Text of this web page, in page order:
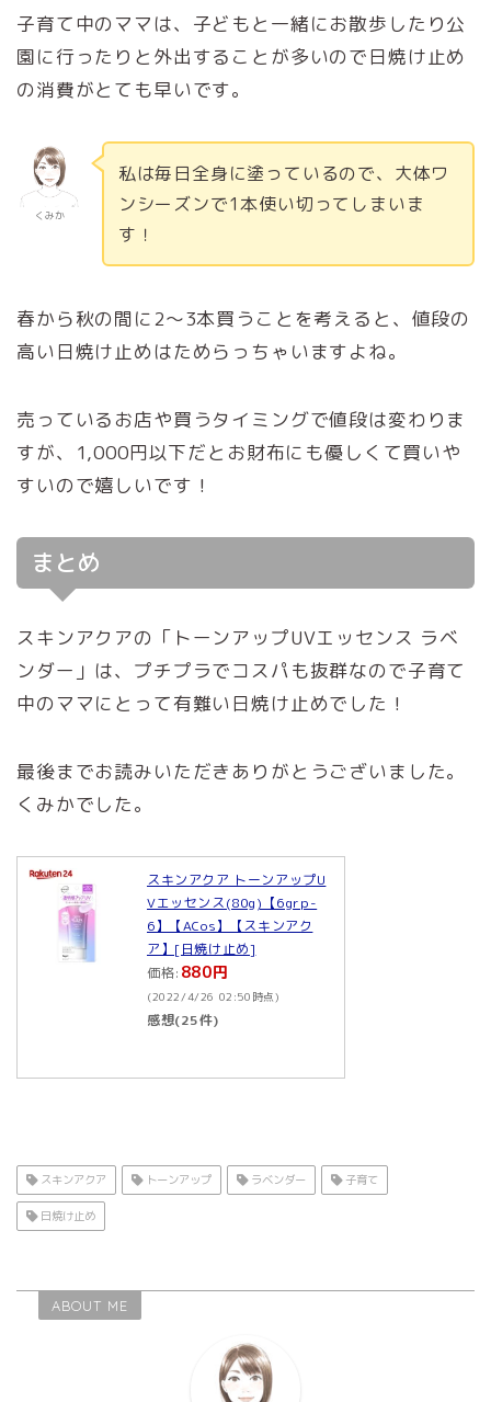
子育て中のママは、子どもと一緒にお散歩したり公
園に行ったりと外出することが多いので日焼け止め
の消費がとても早いです。
くみか
私は毎日全身に塗っているので、大体ワ
ンシーズンで1本使い切ってしまいま
す！
春から秋の間に2～3本買うことを考えると、値段の
高い日焼け止めはためらっちゃいますよね。
売っているお店や買うタイミングで値段は変わりま
すが、1,000円以下だとお財布にも優しくて買いや
すいので嬉しいです！
まとめ
スキンアクアの「トーンアップUVエッセンス ラベ
ンダー」は、プチプラでコスパも抜群なので子育て
中のママにとって有難い日焼け止めでした！
最後までお読みいただきありがとうございました。
くみかでした。
スキンアクア トーンアップU
Vエッセンス(80g)【6grp-
6】【ACos】【スキンアク
ア】[日焼け止め]
価格: 880円
(2022/4/26 02:50時点)
感想(25件)
スキンアクア トーンアップ ラベンダー 子育て
日焼け止め
ABOUT ME